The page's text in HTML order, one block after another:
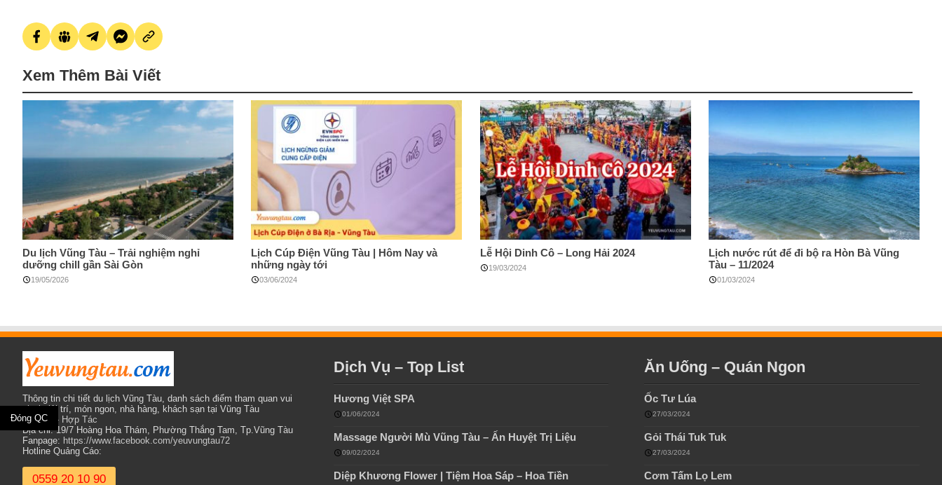
Xem Thêm Bài Viết
Du lịch Vũng Tàu – Trải nghiệm nghỉ
dưỡng chill gần Sài Gòn
19/05/2026
Lịch Cúp Điện Vũng Tàu | Hôm Nay và
những ngày tới
03/06/2024
Lễ Hội Dinh Cô – Long Hải 2024
19/03/2024
Lịch nước rút để đi bộ ra Hòn Bà Vũng
Tàu – 11/2024
01/03/2024
Thông tin chi tiết du lịch Vũng Tàu, danh sách điểm tham quan vui
chơi giải trí, món ngon, nhà hàng, khách sạn tại Vũng Tàu
Liên Hệ - Hợp Tác
Địa chỉ: 19/7 Hoàng Hoa Thám, Phường Thắng Tam, Tp.Vũng Tàu
Fanpage: https://www.facebook.com/yeuvungtau72
Hotline Quảng Cáo:
0559 20 10 90
Dịch Vụ – Top List
Hương Việt SPA
01/06/2024
Massage Người Mù Vũng Tàu – Ấn Huyệt Trị Liệu
09/02/2024
Diệp Khương Flower | Tiệm Hoa Sáp – Hoa Tiền
Ăn Uống – Quán Ngon
Ốc Tư Lúa
27/03/2024
Gỏi Thái Tuk Tuk
27/03/2024
Cơm Tấm Lọ Lem
Đóng QC